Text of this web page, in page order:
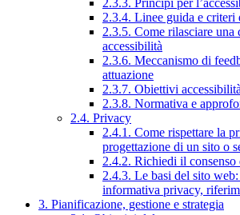
2.3.4. Linee guida e criteri
2.3.5. Come rilasciare una
accessibilità
2.3.6. Meccanismo di
attuazione
2.3.7. Obiettivi accessibilità
2.3.8. Normativa e
2.4. Privacy
2.4.1. Come rispettare la
progettazione di un sito o
2.4.2. Richiedi il consenso
2.4.3. Le basi del sito
informativa privacy,
3. Pianificazione, gestione e strategia